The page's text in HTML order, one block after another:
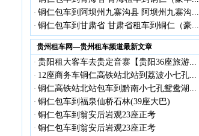
· 铜仁包车到阿坝州九寨沟县 阿坝州九寨沟...
· 铜仁包车到甘肃省 甘肃省租车到铜仁（豪...
贵州租车网—贵州租车频道最新文章
· 贵阳租大客车去贵定音寨【贵阳36座旅游...
· 12座商务车铜仁高铁站北站到荔波小七孔...
· 铜仁高铁站北站包车到黔南小七孔鸳鸯湖...
· 铜仁包车到福泉仙桥石林(39座大巴)
· 铜仁包车到翁安后岩观23座正考
· 铜仁包车到翁安后岩观23座正考